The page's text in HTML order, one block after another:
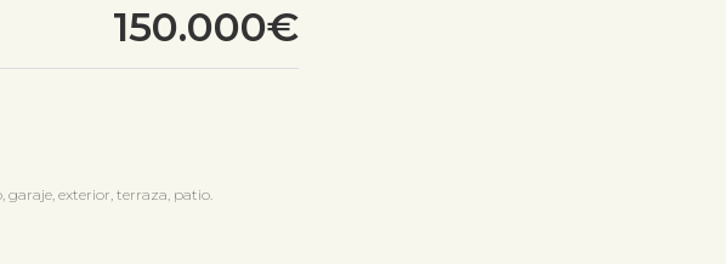
150.000€
garaje, exterior, terraza, patio.